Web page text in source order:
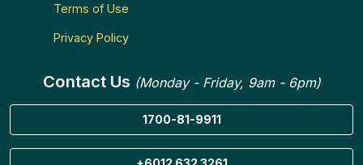
Terms of Use
Privacy Policy
Contact Us (Monday - Friday, 9am - 6pm)
1700-81-9911